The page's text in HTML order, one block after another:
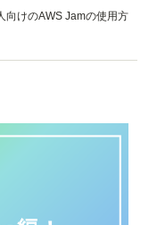
向けのAWS Jamの使用方